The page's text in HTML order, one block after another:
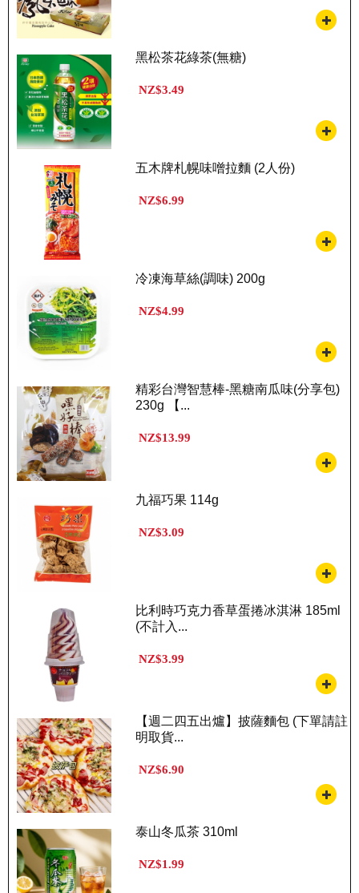
黑松茶花綠茶(無糖)
NZ$3.49
五木牌札幌味噌拉麵 (2人份)
NZ$6.99
冷凍海草絲(調味) 200g
NZ$4.99
精彩台灣智慧棒-黑糖南瓜味(分享包)
230g 【...
NZ$13.99
九福巧果 114g
NZ$3.09
比利時巧克力香草蛋捲冰淇淋 185ml
(不計入...
NZ$3.99
【週二四五出爐】披薩麵包 (下單請註
明取貨...
NZ$6.90
泰山冬瓜茶 310ml
NZ$1.99